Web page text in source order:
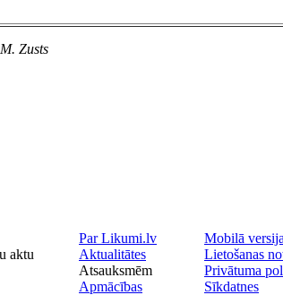
M. Zusts
aktu
Par Likumi.lv
Aktualitātes
Atsauksmēm
Apmācības
Mobilā versija
Lietošanas
Privātuma
Sīkdatnes